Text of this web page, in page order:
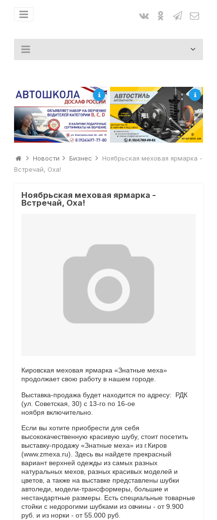
Новости Бизнес
Ноябрьская меховая ярмарка -
Встречай, Оха!
Ноябрьская меховая ярмарка -
Встречай, Оха!
Кировская меховая ярмарка «Знатные меха»
продолжает свою работу в нашем городе.
Выставка-продажа будет находится по адресу: РДК
(ул. Советская, 30) с 13-го по 16-ое
ноября включительно.
Если вы хотите приобрести для себя
высококачественную красивую шубу, стоит посетить
выставку-продажу «Знатные меха» из г.Киров
(www.zmexa.ru). Здесь вы найдете прекрасный
вариант верхней одежды из самых разных
натуральных мехов, разных красивых моделей и
цветов, а также на выставке представлены шубки
автоледи, модели-трансформеры, большие и
нестандартные размеры. Есть специальные товарные
стойки с недорогими шубками из овчины - от 9.900
руб. и из норки - от 55.000 руб.